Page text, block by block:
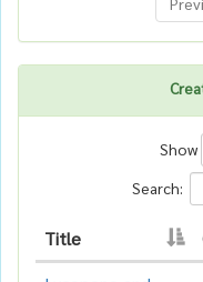
Show
Search:
Title